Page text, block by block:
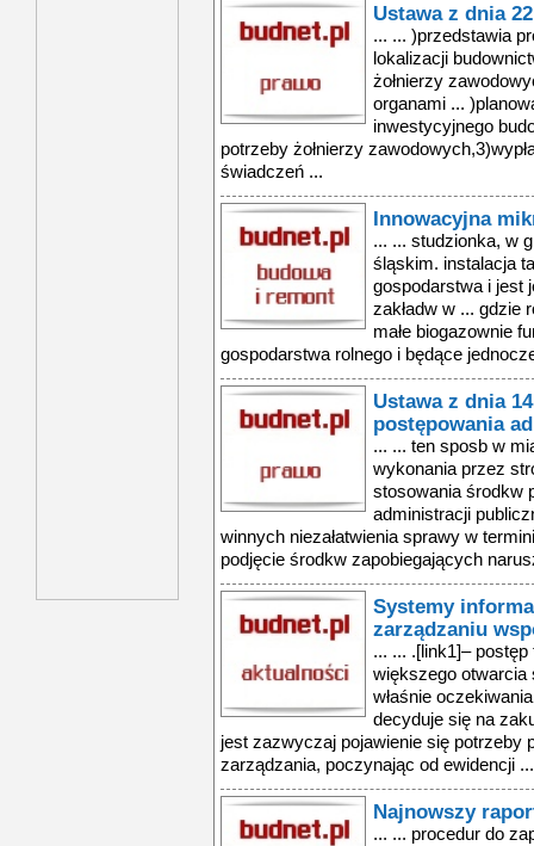
Ustawa z dnia
... ... )przedstawia
lokalizacji
żołnierzy
organami ...
inwestycyjnego
potrzeby żołnierzy
świadczeń ...
Innowacyjna
... ... studzionka, w
śląskim. instalacja
gospodarstwa i jest
zakładw w ... gdzie
małe biogazownie
gospodarstwa rolnego i będące
Ustawa z dnia
postępowania
... ... ten sposb w
wykonania przez
stosowania środkw
administracji
winnych niezałatwienia sprawy w
podjęcie środkw zapobiegających
Systemy
zarządzaniu
... ... .[link1]–
większego otwarcia
właśnie
decyduje się na
jest zazwyczaj pojawienie się potrzeby
zarządzania, poczynając od ewidencji ...
Najnowszy
... ... procedur do